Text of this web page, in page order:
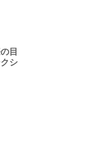
目
シ